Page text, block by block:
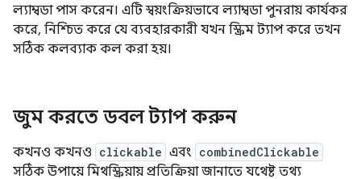
ল্যাম্বডা পাস করেন। এটি স্বয়ংক্রিয়ভাবে ল্যাম্বডা পুনরায় কার্যকর
করে, নিশ্চিত করে যে ব্যবহারকারী যখন স্ক্রিম ট্যাপ করে তখন
সঠিক কলব্যাক কল করা হয়।
জুম করতে ডবল ট্যাপ করুন
কখনও কখনও clickable এবং combinedClickable
সঠিক উপায়ে মিথস্ক্রিয়ায় প্রতিক্রিয়া জানাতে যথেষ্ট তথ্য